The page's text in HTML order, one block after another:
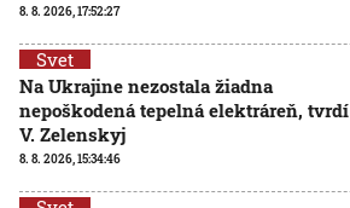
8. 8. 2026, 17:52:27
Svet
Na Ukrajine nezostala žiadna
nepoškodená tepelná elektráreň, tvrdí
V. Zelenskyj
8. 8. 2026, 15:34:46